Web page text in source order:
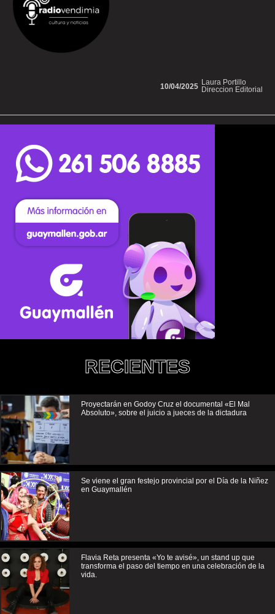
Laura Portillo
Direccion Editorial
10/04/2025
RECIENTES
Proyectarán en Godoy Cruz el documental «El Mal
Absoluto», sobre el juicio a jueces de la dictadura
Se viene el gran festejo provincial por el Día de la Niñez
en Guaymallén
Flavia Reta presenta «Yo te avisé», un stand up que
transforma el paso del tiempo en una celebración de la
vida.